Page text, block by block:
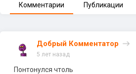
Комментарии Публикации
Добрый Комментатор
5 лет назад
Понтонулся чтоль